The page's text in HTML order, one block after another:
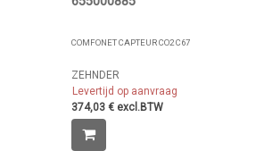
COMFONET CAPTEUR CO2 C67
ZEHNDER
Levertijd op aanvraag
374,03 € excl.BTW